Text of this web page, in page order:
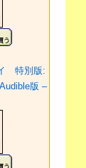
特別版:
版 –